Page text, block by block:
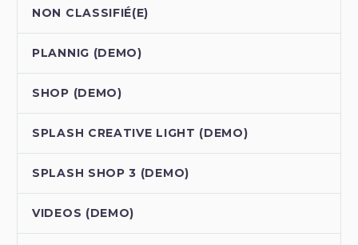
NON CLASSIFIÉ(E)
PLANNIG (DEMO)
SHOP (DEMO)
SPLASH CREATIVE LIGHT (DEMO)
SPLASH SHOP 3 (DEMO)
VIDEOS (DEMO)